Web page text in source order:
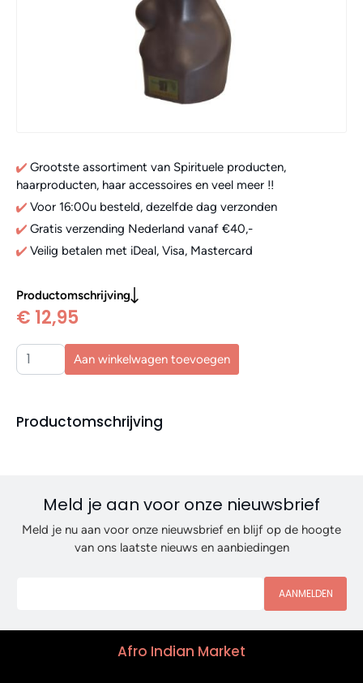
Grootste assortiment van Spirituele producten,
haarproducten, haar accessoires en veel meer !!
Voor 16:00u besteld, dezelfde dag verzonden
Gratis verzending Nederland vanaf €40,-
Veilig betalen met iDeal, Visa, Mastercard
Productomschrijving
€ 12,95
Aan winkelwagen toevoegen
Productomschrijving
Meld je aan voor onze nieuwsbrief
Meld je nu aan voor onze nieuwsbrief en blijf op de hoogte
van ons laatste nieuws en aanbiedingen
AANMELDEN
Afro Indian Market